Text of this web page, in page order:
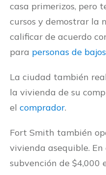
casa primerizos, pero
cursos y demostrar la
calificar de acuerdo
para personas de
La ciudad también
la vivienda de su
el comprador.
Fort Smith también
vivienda asequible. En
subvención de $4,000